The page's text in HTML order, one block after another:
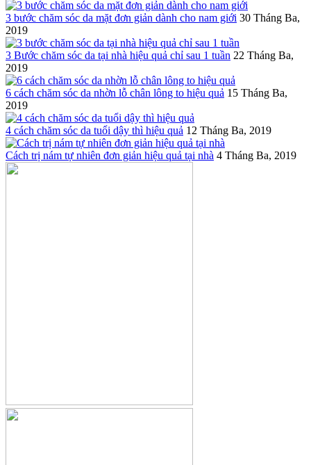
3 bước chăm sóc da mặt đơn giản dành cho nam giới 30 Tháng Ba,
2019
3 Bước chăm sóc da tại nhà hiệu quả chỉ sau 1 tuần 22 Tháng Ba,
2019
6 cách chăm sóc da nhờn lỗ chân lông to hiệu quả 15 Tháng Ba,
2019
4 cách chăm sóc da tuổi dậy thì hiệu quả 12 Tháng Ba, 2019
Cách trị nám tự nhiên đơn giản hiệu quả tại nhà 4 Tháng Ba, 2019